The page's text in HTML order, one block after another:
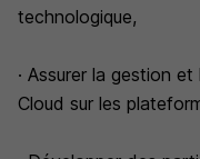
technologique,
· Assurer la gestion
Cloud sur les